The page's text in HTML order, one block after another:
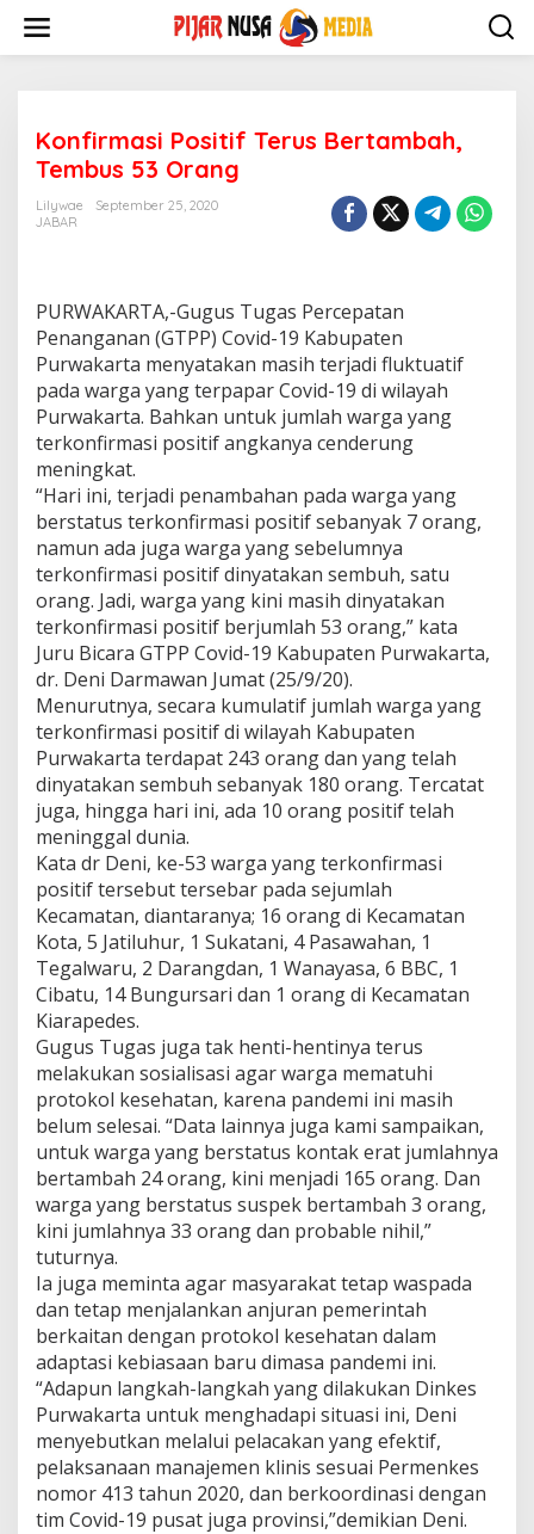
content
Konfirmasi Positif Terus Bertambah,
Tembus 53 Orang
Lilywae
September 25, 2020
JABAR
PURWAKARTA,-Gugus Tugas Percepatan
Penanganan (GTPP) Covid-19 Kabupaten
Purwakarta menyatakan masih terjadi fluktuatif
pada warga yang terpapar Covid-19 di wilayah
Purwakarta. Bahkan untuk jumlah warga yang
terkonfirmasi positif angkanya cenderung
meningkat.
“Hari ini, terjadi penambahan pada warga yang
berstatus terkonfirmasi positif sebanyak 7 orang,
namun ada juga warga yang sebelumnya
terkonfirmasi positif dinyatakan sembuh, satu
orang. Jadi, warga yang kini masih dinyatakan
terkonfirmasi positif berjumlah 53 orang,” kata
Juru Bicara GTPP Covid-19 Kabupaten Purwakarta,
dr. Deni Darmawan Jumat (25/9/20).
Menurutnya, secara kumulatif jumlah warga yang
terkonfirmasi positif di wilayah Kabupaten
Purwakarta terdapat 243 orang dan yang telah
dinyatakan sembuh sebanyak 180 orang. Tercatat
juga, hingga hari ini, ada 10 orang positif telah
meninggal dunia.
Kata dr Deni, ke-53 warga yang terkonfirmasi
positif tersebut tersebar pada sejumlah
Kecamatan, diantaranya; 16 orang di Kecamatan
Kota, 5 Jatiluhur, 1 Sukatani, 4 Pasawahan, 1
Tegalwaru, 2 Darangdan, 1 Wanayasa, 6 BBC, 1
Cibatu, 14 Bungursari dan 1 orang di Kecamatan
Kiarapedes.
Gugus Tugas juga tak henti-hentinya terus
melakukan sosialisasi agar warga mematuhi
protokol kesehatan, karena pandemi ini masih
belum selesai. “Data lainnya juga kami sampaikan,
untuk warga yang berstatus kontak erat jumlahnya
bertambah 24 orang, kini menjadi 165 orang. Dan
warga yang berstatus suspek bertambah 3 orang,
kini jumlahnya 33 orang dan probable nihil,”
tuturnya.
Ia juga meminta agar masyarakat tetap waspada
dan tetap menjalankan anjuran pemerintah
berkaitan dengan protokol kesehatan dalam
adaptasi kebiasaan baru dimasa pandemi ini.
“Adapun langkah-langkah yang dilakukan Dinkes
Purwakarta untuk menghadapi situasi ini, Deni
menyebutkan melalui pelacakan yang efektif,
pelaksanaan manajemen klinis sesuai Permenkes
nomor 413 tahun 2020, dan berkoordinasi dengan
tim Covid-19 pusat juga provinsi,”demikian Deni.